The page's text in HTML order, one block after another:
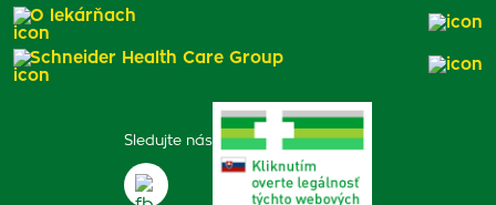
Sledujte nás
O lekárňach
Schneider Health Care Group